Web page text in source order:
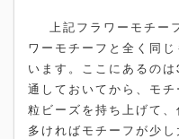
上記フラワーモチー
ワーモチーフと全く同
います。ここにあるの
通しておいてから、モ
粒ビーズを持ち上げて
多ければモチーフが少